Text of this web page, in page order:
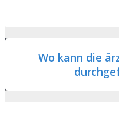
Wo kann die